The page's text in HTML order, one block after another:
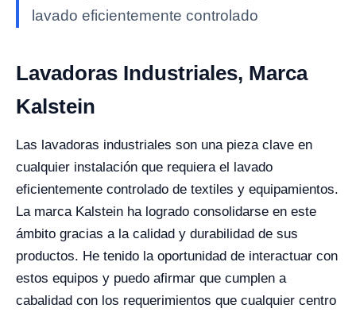
lavado eficientemente controlado
Lavadoras Industriales, Marca
Kalstein
Las lavadoras industriales son una pieza clave en
cualquier instalación que requiera el lavado
eficientemente controlado de textiles y equipamientos.
La marca Kalstein ha logrado consolidarse en este
ámbito gracias a la calidad y durabilidad de sus
productos. He tenido la oportunidad de interactuar con
estos equipos y puedo afirmar que cumplen a
cabalidad con los requerimientos que cualquier centro